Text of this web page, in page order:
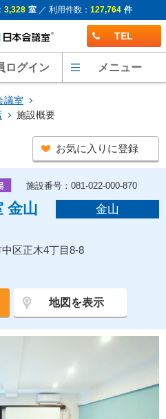
3,328 室／ 利用件数： 127,764 件
TEL
ログイン メニュー
議室
施設概要
お気に入りに登録
施設番号：081-022-000-870
金山
金山
区正木4丁目8-8
地図を表示